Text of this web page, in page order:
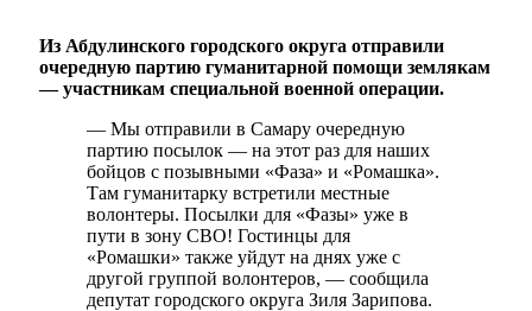
Из Абдулинского городского округа отправили
очередную партию гуманитарной помощи землякам
— участникам специальной военной операции.
— Мы отправили в Самару очередную
партию посылок — на этот раз для наших
бойцов с позывными «Фаза» и «Ромашка».
Там гуманитарку встретили местные
волонтеры. Посылки для «Фазы» уже в
пути в зону СВО! Гостинцы для
«Ромашки» также уйдут на днях уже с
другой группой волонтеров, — сообщила
депутат городского округа Зиля Зарипова.